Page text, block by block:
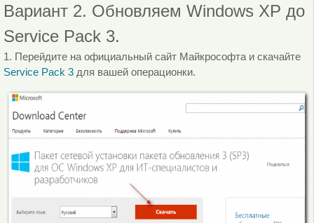
Вариант 2. Обновляем Windows XP до
Service Pack 3.
1. Перейдите на официальный сайт Майкрософта и скачайте
Service Pack 3для вашей операционки.